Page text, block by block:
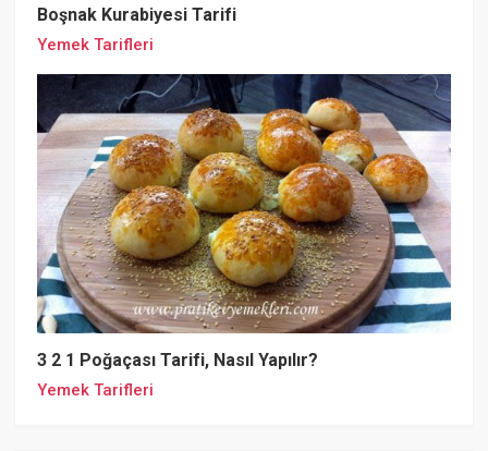
Boşnak Kurabiyesi Tarifi
Yemek Tarifleri
3 2 1 Poğaçası Tarifi, Nasıl Yapılır?
Yemek Tarifleri